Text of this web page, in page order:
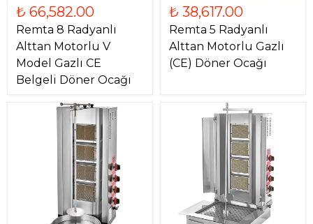
₺ 66,582.00
Remta 8 Radyanlı
Alttan Motorlu V
Model Gazlı CE
Belgeli Döner Ocağı
₺ 38,617.00
Remta 5 Radyanlı
Alttan Motorlu Gazlı
(CE) Döner Ocağı